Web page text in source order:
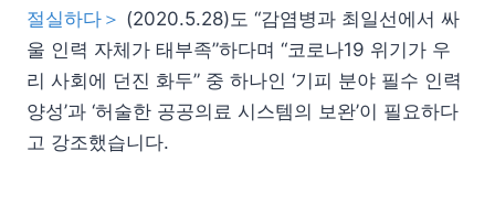
절실하다＞ (2020.5.28)도 “감염병과 최일선에서 싸
울 인력 자체가 태부족”하다며 “코로나19 위기가 우
리 사회에 던진 화두” 중 하나인 ‘기피 분야 필수 인력
양성’과 ‘허술한 공공의료 시스템의 보완’이 필요하다
고 강조했습니다.